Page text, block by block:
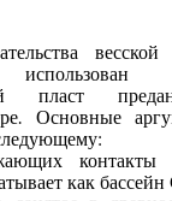
весской
пласт
Основные
контакты
как